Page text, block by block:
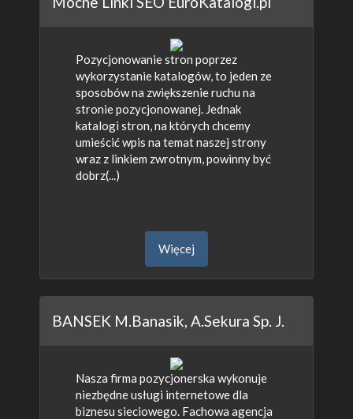
Pozycjonowanie stron poprzez
wykorzystanie katalogów, to jeden ze
sposobów na zwiększenie ruchu na
stronie pozycjonowanej. Jednak
katalogi stron, na których chcemy
umieścić wpis na temat naszej strony
wraz z linkiem zwrotnym, powinny być
dobrz(...)
Więcej
BANSEK M.Banasik, A.Sekura Sp. J.
Nasza firma pozycjonerska wykonuje
niezbędne usługi internetowe dla
biznesu sieciowego. Fachowa agencja